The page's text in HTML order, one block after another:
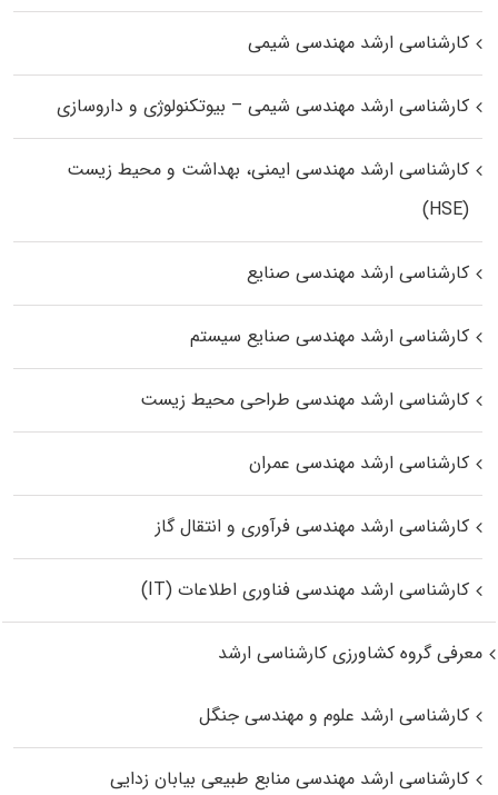
کارشناسی ارشد مهندسی شیمی
کارشناسی ارشد مهندسی شیمی – بیوتکنولوژی و داروسازی
کارشناسی ارشد مهندسی ایمنی، بهداشت و محیط زیست
(HSE)
کارشناسی ارشد مهندسی صنایع
کارشناسی ارشد مهندسی صنایع سیستم
کارشناسی ارشد مهندسی طراحی محیط زیست
کارشناسی ارشد مهندسی عمران
کارشناسی ارشد مهندسی فرآوری و انتقال گاز
کارشناسی ارشد مهندسی فناوری اطلاعات (IT)
معرفی گروه کشاورزی کارشناسی ارشد
کارشناسی ارشد علوم و مهندسی جنگل
کارشناسی ارشد مهندسی منابع طبیعی بیابان زدایی